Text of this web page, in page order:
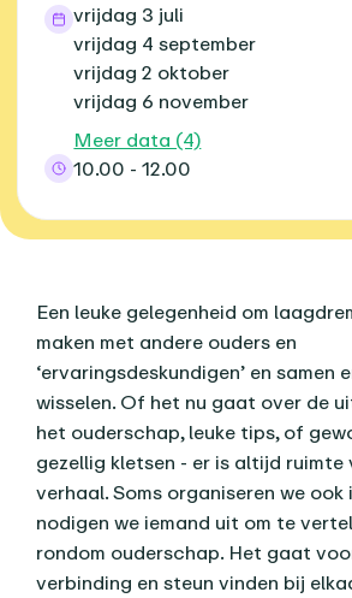
vrijdag 3 juli
vrijdag 4 september
vrijdag 2 oktober
vrijdag 6 november
Meer data (4)
10.00 - 12.00
Over dit
Een leuke gelegenheid om
maken met andere ouders en
‘ervaringsdeskundigen’ en samen
wisselen. Of het nu gaat over de
het ouderschap, leuke tips, of
gezellig kletsen - er is altijd ruimte
verhaal. Soms organiseren we
nodigen we iemand uit om te
rondom ouderschap. Het gaat
verbinding en steun vinden bij